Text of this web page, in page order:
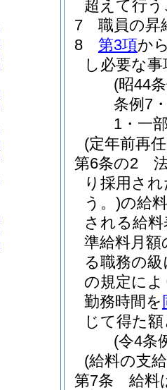
超えて行
7
職員の昇
8
第3項か
し必要な
(昭44
条例7
1・一
(定年前再
第6条の2
り採用さ
う。)の給
される給
準給料月額
る職務の
の規定に
勤務時間を
じて得た
(令4条
(給料の支
第7条
給料